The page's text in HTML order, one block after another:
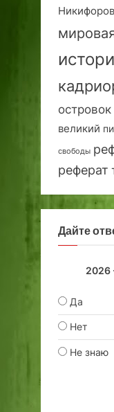
Никифоров
островок
великий
свободы
реферат
Дайте
2026
Да
Нет
Не знаю